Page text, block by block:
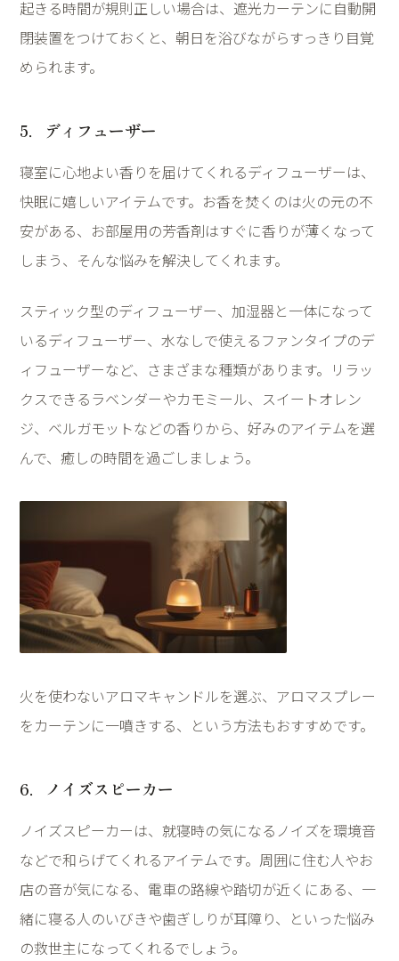
起きる時間が規則正しい場合は、遮光カーテンに自動開
閉装置をつけておくと、朝日を浴びながらすっきり目覚
められます。
5．ディフューザー
寝室に心地よい香りを届けてくれるディフューザーは、
快眠に嬉しいアイテムです。お香を焚くのは火の元の不
安がある、お部屋用の芳香剤はすぐに香りが薄くなって
しまう、そんな悩みを解決してくれます。
スティック型のディフューザー、加湿器と一体になって
いるディフューザー、水なしで使えるファンタイプのデ
ィフューザーなど、さまざまな種類があります。リラッ
クスできるラベンダーやカモミール、スイートオレン
ジ、ベルガモットなどの香りから、好みのアイテムを選
んで、癒しの時間を過ごしましょう。
火を使わないアロマキャンドルを選ぶ、アロマスプレー
をカーテンに一噴きする、という方法もおすすめです。
6．ノイズスピーカー
ノイズスピーカーは、就寝時の気になるノイズを環境音
などで和らげてくれるアイテムです。周囲に住む人やお
店の音が気になる、電車の路線や踏切が近くにある、一
緒に寝る人のいびきや歯ぎしりが耳障り、といった悩み
の救世主になってくれるでしょう。